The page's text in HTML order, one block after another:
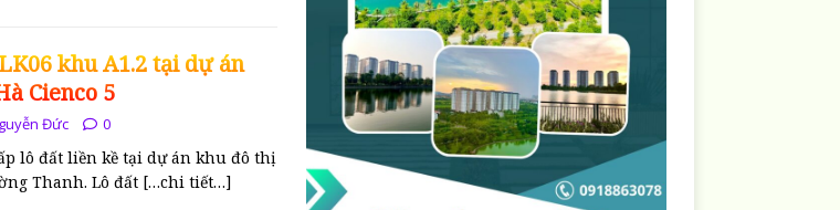
khu A1.2 tại dự án
Cienco 5
Đức 0
lô đất liền kề tại dự án khu đô thị
Thanh. Lô đất […chi tiết…]